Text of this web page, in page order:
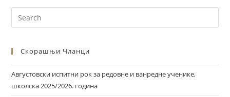
Скорашњи Чланци
Августовски испитни рок за редовне и ванредне ученике,
школска 2025/2026. година